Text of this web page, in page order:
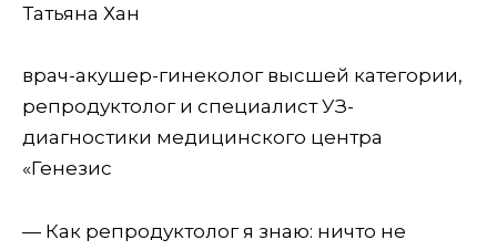
Татьяна Хан
врач-акушер-гинеколог высшей категории,
репродуктолог и специалист УЗ-
диагностики медицинского центра
«Генезис
— Как репродуктолог я знаю: ничто не